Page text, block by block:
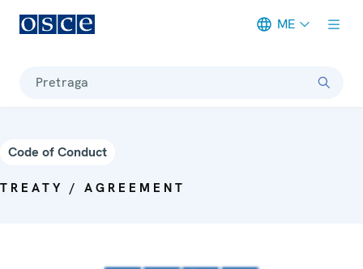
ME
Pretraga
Code of Conduct
TREATY / AGREEMENT